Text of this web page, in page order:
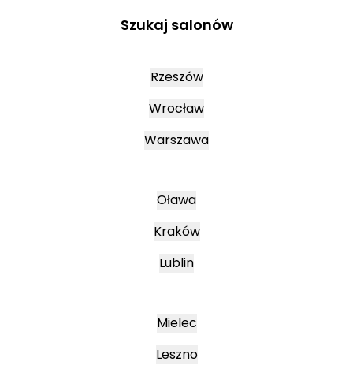
Szukaj salonów
Rzeszów
Wrocław
Warszawa
Oława
Kraków
Lublin
Mielec
Leszno